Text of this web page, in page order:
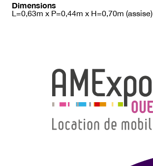
Dimensions
L=0,63m x P=0,44m x H=0,70m (assise)